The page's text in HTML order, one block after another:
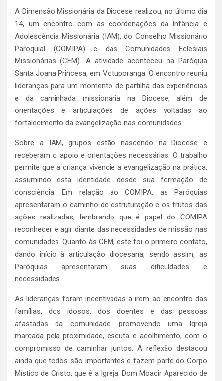
A Dimensão Missionária da Diocese realizou, no último dia
14, um encontro com as coordenações da Infância e
Adolescência Missionária (IAM), do Conselho Missionário
Paroquial (COMIPA) e das Comunidades Eclesiais
Missionárias (CEM). A atividade aconteceu na Paróquia
Santa Joana Princesa, em Votuporanga. O encontro reuniu
lideranças para um momento de partilha das experiências
e da caminhada missionária na Diocese, além de
orientações e articulações de ações voltadas ao
fortalecimento da evangelização nas comunidades.
Sobre a IAM, grupos estão nascendo na Diocese e
receberam o apoio e orientações necessárias. O trabalho
permite que a criança vivencie a evangelização na prática,
assumindo esta identidade desde sua formação de
consciência. Em relação ao COMIPA, as Paróquias
apresentaram o caminho de estruturação e os frutos das
ações realizadas, lembrando que é papel do COMIPA
reconhecer e agir diante das necessidades de missão nas
comunidades. Quanto às CEM, este foi o primeiro contato,
dando início à articulação diocesana, sendo assim, as
Paróquias apresentaram suas dificuldades e
necessidades.
As lideranças foram incentivadas a irem ao encontro das
famílias, dos idosos, dos doentes e das pessoas
afastadas da comunidade, promovendo uma Igreja
marcada pela proximidade, escuta e acolhimento, com o
compromisso de caminhar juntos. A reflexão destacou
ainda que todos são importantes e fazem parte do Corpo
Místico de Cristo, que é a Igreja. Dom Moacir Aparecido de